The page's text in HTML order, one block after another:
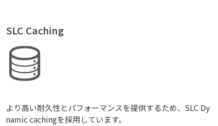
SLC Caching
より高い耐久性とパフォーマンスを提供するため、SLC Dy
namic cachingを採用しています。